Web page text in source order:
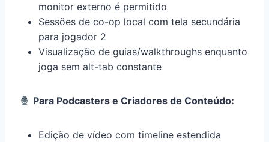
monitor externo é permitido
Sessões de co-op local com tela secundária
para jogador 2
Visualização de guias/walkthroughs enquanto
joga sem alt-tab constante
Para Podcasters e Criadores de Conteúdo:
Edição de vídeo com timeline estendida